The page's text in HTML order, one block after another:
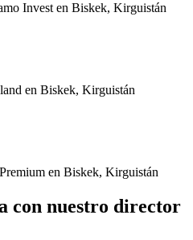
Invest en Biskek, Kirguistán
en Biskek, Kirguistán
en Biskek, Kirguistán
con nuestro director